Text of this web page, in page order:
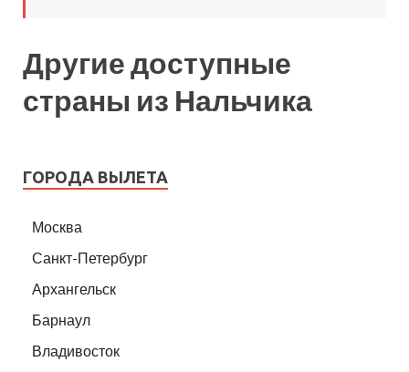
Другие доступные
страны из Нальчика
ГОРОДА ВЫЛЕТА
Москва
Санкт-Петербург
Архангельск
Барнаул
Владивосток